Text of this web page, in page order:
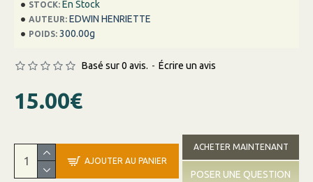
STOCK: En Stock
AUTEUR: EDWIN HENRIETTE
POIDS: 300.00g
Basé sur 0 avis. - Écrire un avis
15.00€
AJOUTER AU PANIER
ACHETER MAINTENANT
POSER UNE QUESTION